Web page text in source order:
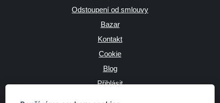
Odstoupení od smlouvy
Bazar
Kontakt
Cookie
Blog
Přihlásit